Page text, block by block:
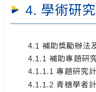
4. 學術研究
4.1 補助獎勵辦法
4.1.1 補助專題研
4.1.1.1 專題研究
4.1.1.2 青穗學者